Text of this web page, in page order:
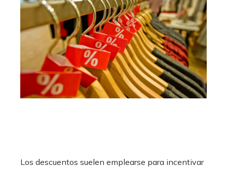
Los descuentos suelen emplearse para incentivar